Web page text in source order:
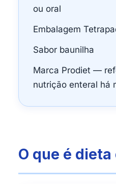
ou oral
Embalagem
Sabor baunilha
Marca Prodiet —
nutrição enteral há
O que é